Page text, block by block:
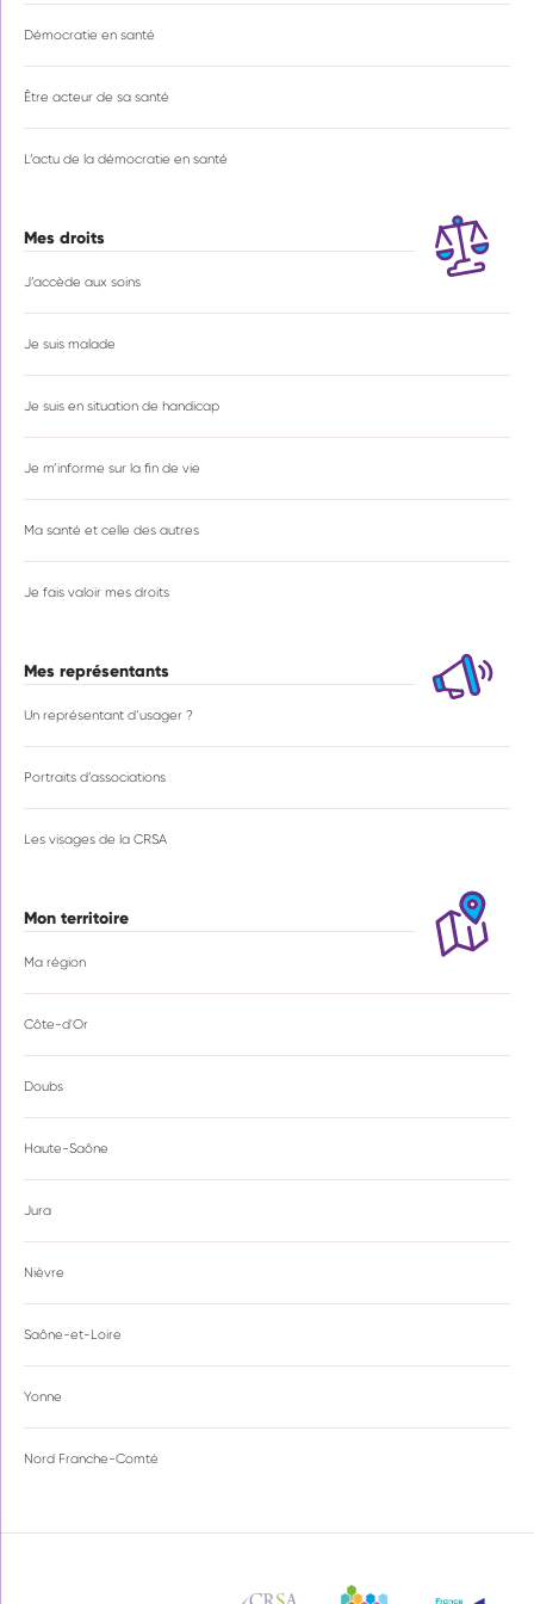
Démocratie en santé
Être acteur de sa santé
L’actu de la démocratie en santé
Mes droits
J’accède aux soins
Je suis malade
Je suis en situation de handicap
Je m’informe sur la fin de vie
Ma santé et celle des autres
Je fais valoir mes droits
Mes représentants
Un représentant d’usager ?
Portraits d’associations
Les visages de la CRSA
Mon territoire
Ma région
Côte-d'Or
Doubs
Haute-Saône
Jura
Nièvre
Saône-et-Loire
Yonne
Nord Franche-Comté